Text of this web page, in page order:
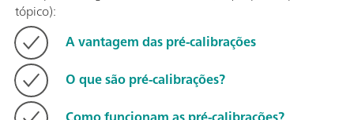
tópico):
A vantagem das pré-calibrações
O que são pré-calibrações?